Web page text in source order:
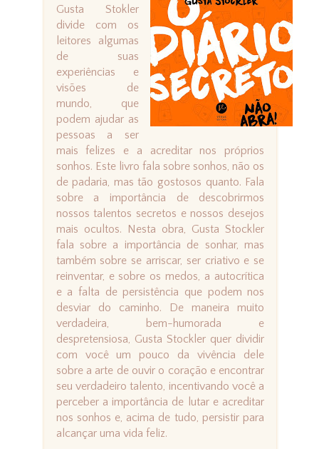
Gusta Stokler
divide com os
leitores algumas
de suas
experiências e
visões de
mundo, que
podem ajudar as
pessoas a ser
mais felizes e a acreditar nos próprios
sonhos. Este livro fala sobre sonhos, não os
de padaria, mas tão gostosos quanto. Fala
sobre a importância de descobrirmos
nossos talentos secretos e nossos desejos
mais ocultos. Nesta obra, Gusta Stockler
fala sobre a importância de sonhar, mas
também sobre se arriscar, ser criativo e se
reinventar, e sobre os medos, a autocrítica
e a falta de persistência que podem nos
desviar do caminho. De maneira muito
verdadeira, bem-humorada e
despretensiosa, Gusta Stockler quer dividir
com você um pouco da vivência dele
sobre a arte de ouvir o coração e encontrar
seu verdadeiro talento, incentivando você a
perceber a importância de lutar e acreditar
nos sonhos e, acima de tudo, persistir para
alcançar uma vida feliz.